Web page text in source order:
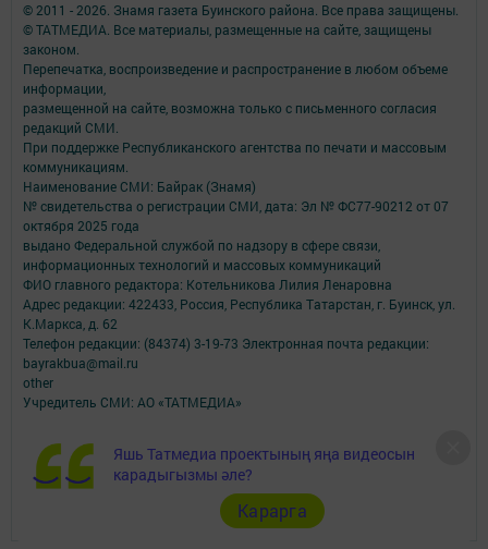
Яшь Татмедиа проектының яңа видеосын
карадыгызмы әле?
Карарга
© 2011 - 2026. Знамя газета Буинского района. Все права защищены.
© ТАТМЕДИА. Все материалы, размещенные на сайте, защищены
законом.
Перепечатка, воспроизведение и распространение в любом объеме
информации,
размещенной на сайте, возможна только с письменного согласия
редакций СМИ.
При поддержке Республиканского агентства по печати и массовым
коммуникациям.
Наименование СМИ: Байрак (Знамя)
№ свидетельства о регистрации СМИ, дата: Эл № ФС77-90212 от 07
октября 2025 года
выдано Федеральной службой по надзору в сфере связи,
информационных технологий и массовых коммуникаций
ФИО главного редактора: Котельникова Лилия Ленаровна
Адрес редакции: 422433, Россия, Республика Татарстан, г. Буинск, ул.
К.Маркса, д. 62
Телефон редакции: (84374) 3-19-73 Электронная почта редакции:
bayrakbua@mail.ru
other
Учредитель СМИ: АО «ТАТМЕДИА»
Антикоррупционная политика
АО «ТАТМЕДИА» использует «cookie»для персонализации сервисов и
удобства пользователей сайтом.
Использование «cookie» можно отменить в настройках браузера.
Политика конфиденциальности